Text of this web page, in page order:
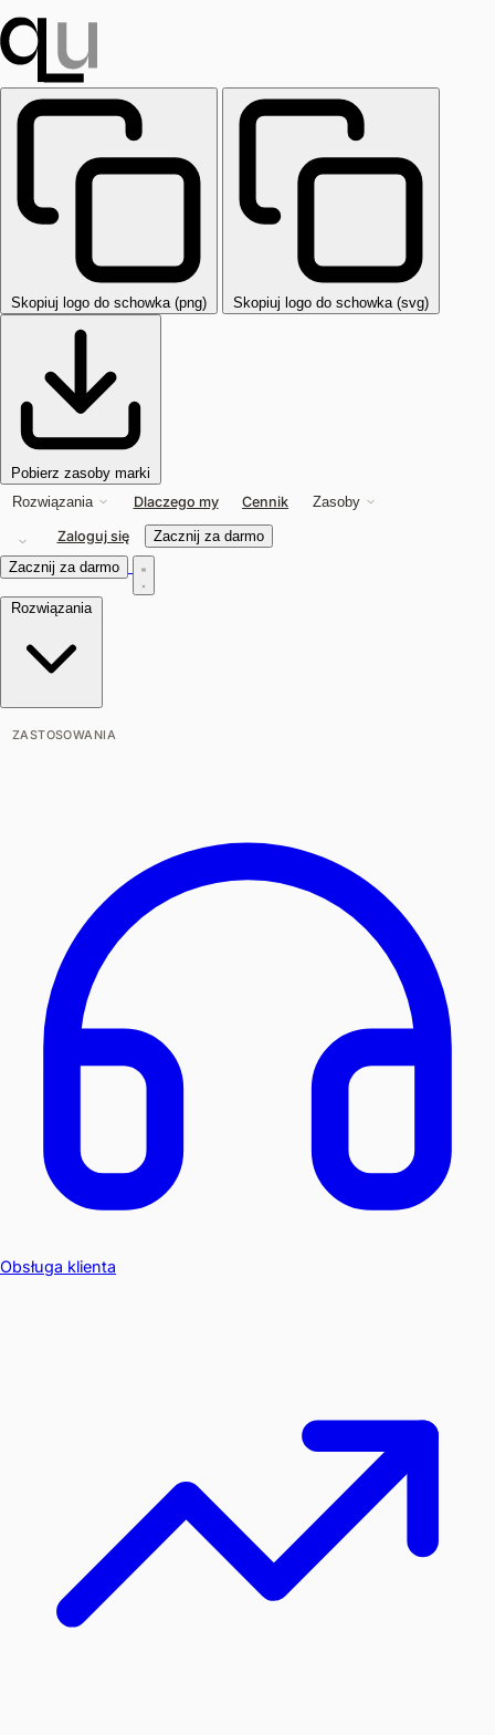
Skopiuj logo do schowka (png) Skopiuj logo do schowka (svg)
Pobierz zasoby marki
Rozwiązania Dlaczego my Cennik Zasoby
Zaloguj się
Zacznij za darmo
Zacznij za darmo
Rozwiązania
ZASTOSOWANIA
Obsługa klienta